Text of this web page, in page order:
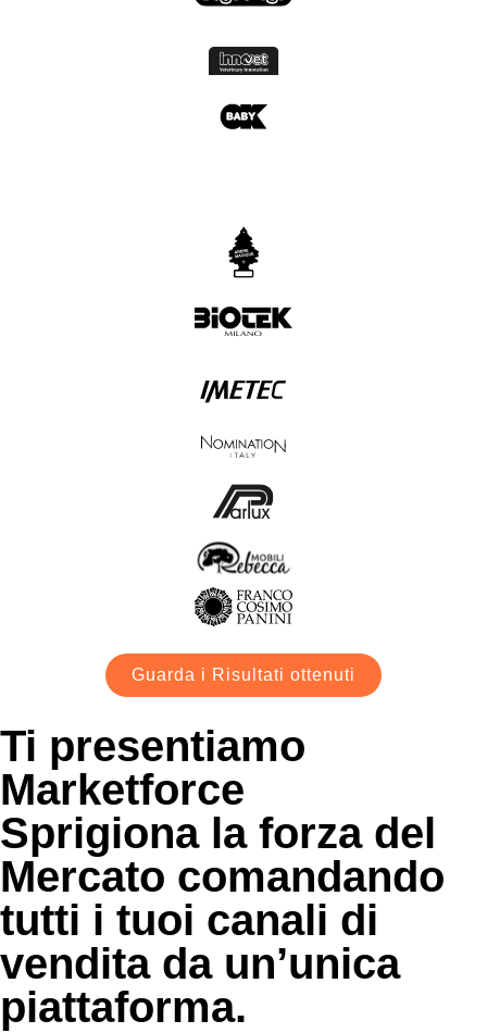
Guarda i Risultati ottenuti
Ti presentiamo
Marketforce
Sprigiona la forza del
Mercato comandando
tutti i tuoi canali di
vendita da un’unica
piattaforma.